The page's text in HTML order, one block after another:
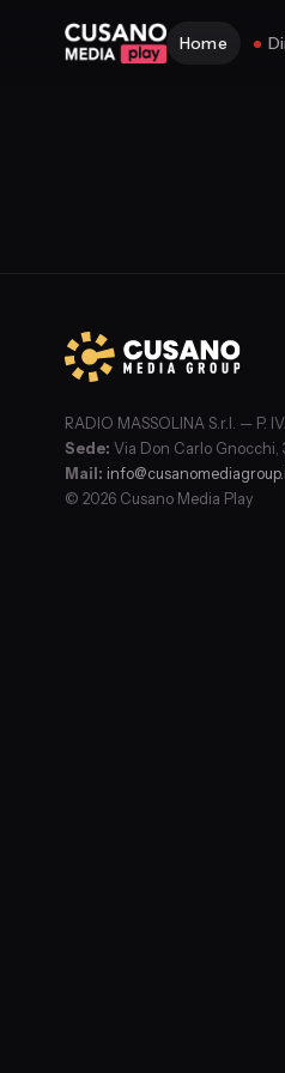
Home
RADIO MASSOLINA S.r.l. — P.
Sede: Via Don Carlo Gnocchi,
Mail:
© 2026 Cusano Media Play